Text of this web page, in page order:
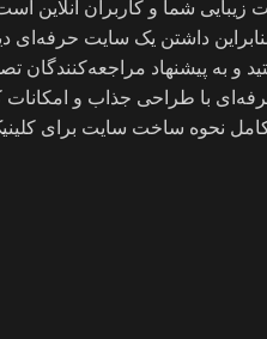
زیبایی شما و کاربران آنلاین
داشتن یک سایت حرفه‌ای
و به پیشنهاد مراجعه‌کنندگان
با طراحی جذاب و امکانات
نحوه ساخت سایت برای